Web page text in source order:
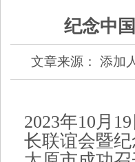
纪念中
文章来源： 添加
2023年10月
长联谊会暨